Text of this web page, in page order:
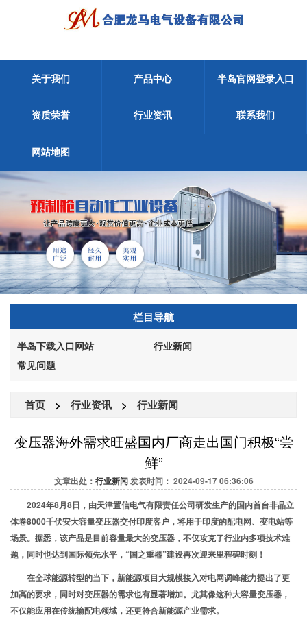
关于我们 产品中心 半岛官网登录入口
资质荣誉 行业资讯 联系我们
网站地图
栏目导航
半岛下载入口网站
行业新闻
常见问题
首页 > 行业资讯 > 行业新闻
变压器海外需求旺盛国内厂商走出国门积极“尝
鲜”
文章出处： 行业新闻发表时间： 2024-09-17 06:36:06
2024年8月8日，由天津置信电气有限责任公司研发生产的国内首台非晶立
体卷8000千伏安大容量变压器交付印度客户，将用于印度的配电网、变电站等
场景。据悉，该产品是目前容量最大的变压器，不仅攻克了行业内多项技术难
题，同时也达到国际领先水平，“国之重器”建设再次迎来里程碑时刻！
在全球能源转型的当下，新能源项目大规模接入对电网调峰能力提出了更
加高的要求，同时对变压器的需求也有显著增加。尤其像这种大容量变压器，
不仅能应用在传统输配电领域，还更符合新能源产业需求。